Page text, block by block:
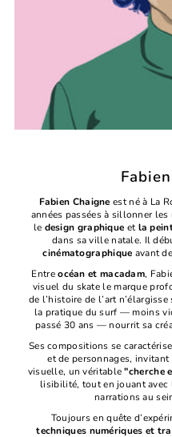
Fabien Chaigne est né à La
années passées à sillonner
le design graphique etla
dans sa ville natale. Il
cinématographique avant
Entreocéan et macadam,
visuel du skate le marque
de l’histoire de l’art
la pratique du surf — moins
passé 30 ans — nourrit sa
Ses compositions se
et de personnages,
visuelle, un véritable"cherche
lisibilité, tout en jouant
narrations au
Toujours en quête
techniques numériques et